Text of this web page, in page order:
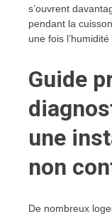
s’ouvrent
pendant la
une fois l’humidité
Guide
une
non
De nombreux